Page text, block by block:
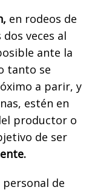
en rodeos de
veces al
ante la
tanto se
a parir, y
estén en
productor o
de ser
personal de